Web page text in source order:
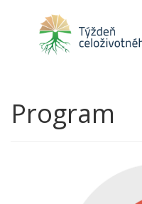
Program